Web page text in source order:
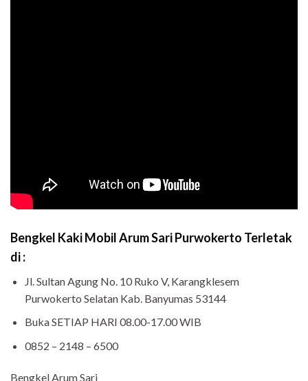
Bengkel Kaki Mobil Arum Sari Purwokerto Terletak
di :
Jl. Sultan Agung No. 10 Ruko V, Karangklesem
Purwokerto Selatan Kab. Banyumas 53144
Buka SETIAP HARI 08.00-17.00 WIB
0852 – 2148 – 6500
Bengkel Arum Sari